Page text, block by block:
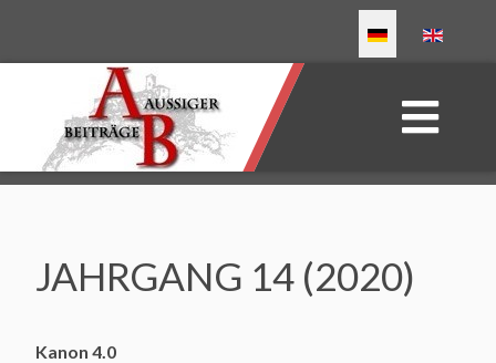
JAHRGANG 14 (2020)
Kanon 4.0